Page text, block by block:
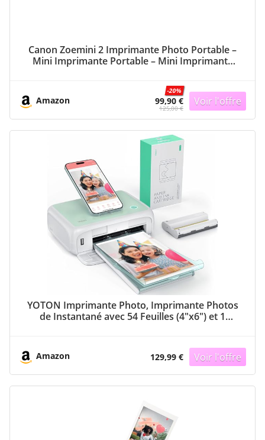
Canon Zoemini 2 Imprimante Photo Portable –
Mini Imprimante Portable – Mini Imprimante
Charge Rapide Type-C – Imprimante de Voyage,
Amazon 99,90 €
-20%
125,00 €
YOTON Imprimante Photo, Imprimante Photos
de Instantané avec 54 Feuilles (4″x6″) et 1
Amazon 129,99 €